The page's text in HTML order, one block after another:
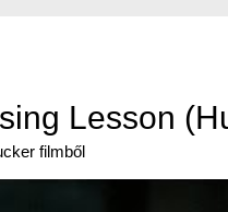
Lesson
filmből